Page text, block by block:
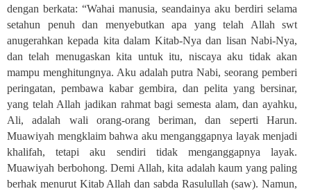
dengan berkata: “Wahai manusia, seandainya aku berdiri selama
setahun penuh dan menyebutkan apa yang telah Allah swt
anugerahkan kepada kita dalam Kitab-Nya dan lisan Nabi-Nya,
dan telah menugaskan kita untuk itu, niscaya aku tidak akan
mampu menghitungnya. Aku adalah putra Nabi, seorang pemberi
peringatan, pembawa kabar gembira, dan pelita yang bersinar,
yang telah Allah jadikan rahmat bagi semesta alam, dan ayahku,
Ali, adalah wali orang-orang beriman, dan seperti Harun.
Muawiyah mengklaim bahwa aku menganggapnya layak menjadi
khalifah, tetapi aku sendiri tidak menganggapnya layak.
Muawiyah berbohong. Demi Allah, kita adalah kaum yang paling
berhak menurut Kitab Allah dan sabda Rasulullah (saw). Namun,